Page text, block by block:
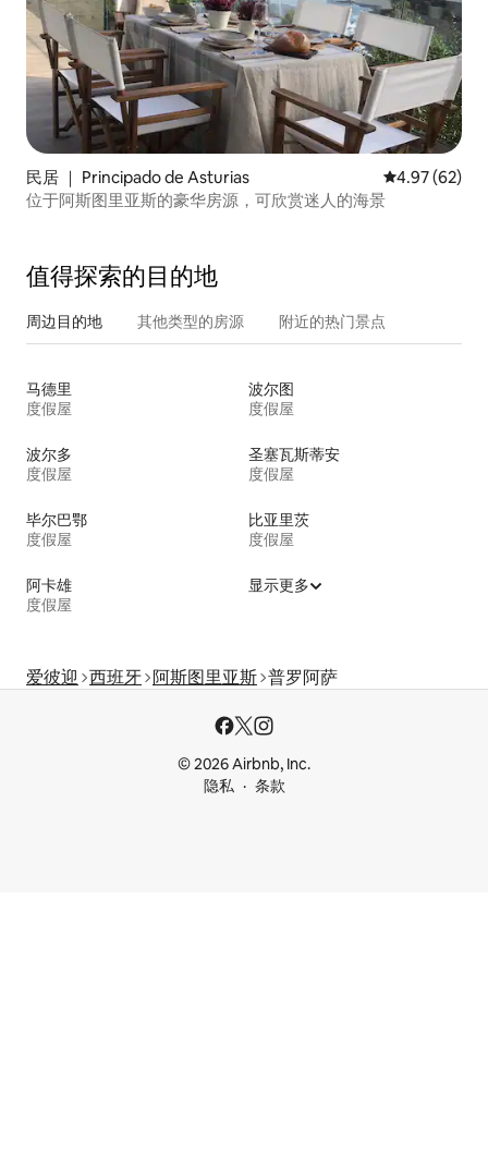
民居 ｜ Principado de Asturias 平均评分
4.97 (62)
位于阿斯图里亚斯的豪华房源，可欣赏迷人的海景
值得探索的目的地
周边目的地 其他类型的房源 附近的热门景点
马德里
度假屋
波尔图
度假屋
波尔多
度假屋
圣塞瓦斯蒂安
度假屋
毕尔巴鄂
度假屋
比亚里茨
度假屋
阿卡雄
度假屋
显示更多
爱彼迎 西班牙 阿斯图里亚斯 普罗阿萨
© 2026 Airbnb, Inc.
隐私
条款